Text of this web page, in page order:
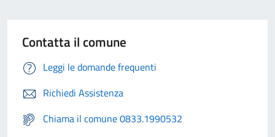
Contatta il comune
Leggi le domande frequenti
Richiedi Assistenza
Chiama il comune 0833.1990532